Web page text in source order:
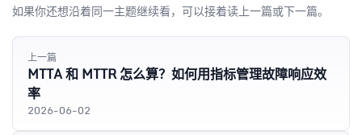
如果你还想沿着同一主题继续看，可以接着读上一篇或下一篇。
上一篇
MTTA 和 MTTR 怎么算？如何用指标管理故障响应效
率
2026-06-02